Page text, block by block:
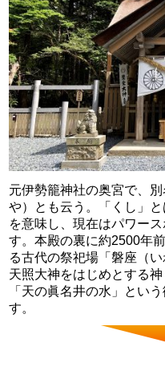
元伊勢籠神社の奥宮で、
や）とも云う。「くし」
を意味し、現在はパワー
す。本殿の裏に約2500年
る古代の祭祀場「磐座（
天照大神をはじめとする
「天の眞名井の水」とい
す。